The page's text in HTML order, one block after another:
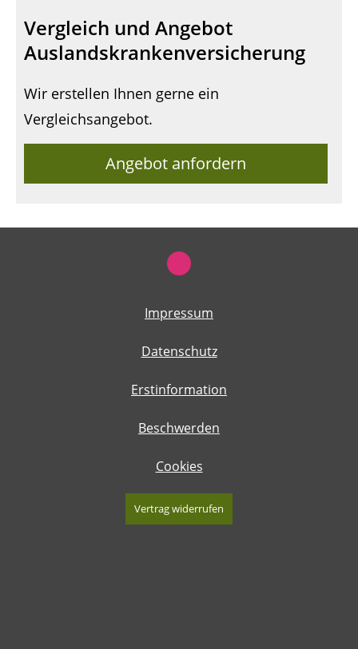
Vergleich und Angebot
Auslandskrankenversicherung
Wir erstellen Ihnen gerne ein
Vergleichsangebot.
Angebot anfordern
Impressum
Datenschutz
Erstinformation
Beschwerden
Cookies
Vertrag widerrufen